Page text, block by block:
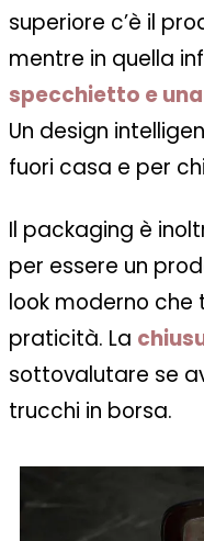
superiore c’è il
mentre in quella
specchietto e
Un design
fuori casa e per
Il packaging è
per essere un
look moderno
praticità. La
sottovalutare se
trucchi in borsa.